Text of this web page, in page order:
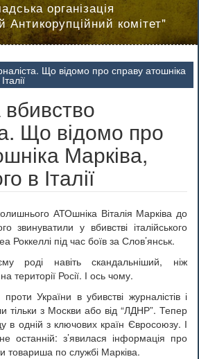
організація
Антикорупційний комітет"
Що відомо про справу атошніка
Що відомо про
Марківа,
в Італії
АТОшніка Віталія Марківа до
звинуватили у вбивстві італійського
Роккеллі під час боїв за Слов’янськ.
роді навіть скандальніший, ніж
території Росії. І ось чому.
України в убивстві журналістів і
тільки з Москви або від “ЛДНР”. Тепер
в одній з ключових країн Євросоюзу. І
останній: з’явилася інформація про
товариша по службі Марківа.